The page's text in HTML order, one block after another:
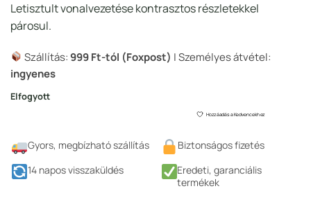
Letisztult vonalvezetése kontrasztos részletekkel
párosul.
Szállítás:999 Ft-tól (Foxpost) | Személyes átvétel:
ingyenes
Elfogyott
Hozzáadás a Kedvencekhez
Gyors, megbízható szállítás
Biztonságos fizetés
14 napos visszaküldés
Eredeti, garanciális
termékek